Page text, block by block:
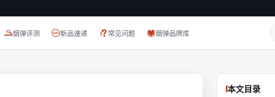
烟弹评测 新品速递 常见问题 烟弹品牌库
本文目录